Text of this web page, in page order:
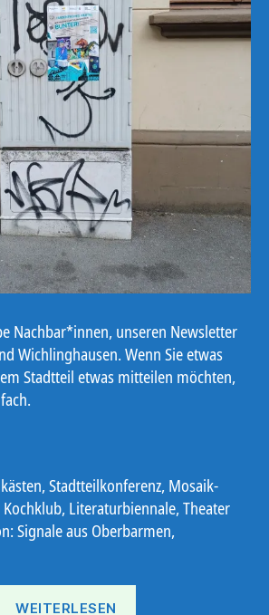
Nachbar*innen, unseren Newsletter
Wichlinghausen. Wenn Sie etwas
Stadtteil etwas mitteilen möchten,
Stadtteilkonferenz, Mosaik-
Literaturbiennale, Theater
Signale aus Oberbarmen,
WEITERLESEN